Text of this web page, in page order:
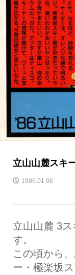
立山山麓スキ
1986.01.06
立山山麓 3
す。
この頃から
ー・極楽坂